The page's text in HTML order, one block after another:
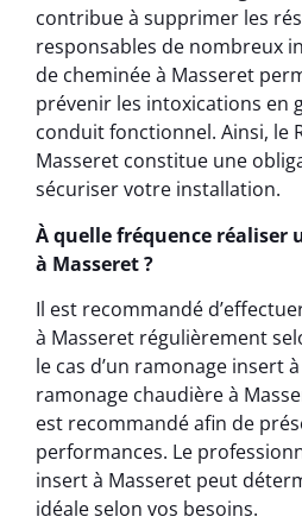
contribue à supprimer les
responsables de nombreux
de cheminée à Masseret
prévenir les intoxications en
conduit fonctionnel. Ainsi, le
Masseret constitue une
sécuriser votre installation.
À quelle fréquence réaliser
à Masseret ?
Il est recommandé
à Masseret régulièrement
le cas d’un ramonage insert
ramonage chaudière à
est recommandé afin de
performances. Le
insert à Masseret peut
idéale selon vos besoins.